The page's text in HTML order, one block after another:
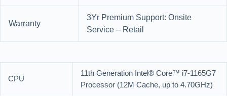
Warranty
3Yr Premium Support: Onsite
Service – Retail
CPU
11th Generation Intel® Core™ i7-1165G7
Processor (12M Cache, up to 4.70GHz)